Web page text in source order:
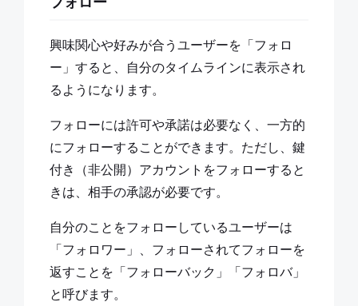
興味関心や好みが合うユーザーを「フォロ
ー」すると、自分のタイムラインに表示され
るようになります。
フォローには許可や承諾は必要なく、一方的
にフォローすることができます。ただし、鍵
付き（非公開）アカウントをフォローすると
きは、相手の承認が必要です。
自分のことをフォローしているユーザーは
「フォロワー」、フォローされてフォローを
返すことを「フォローバック」「フォロバ」
と呼びます。